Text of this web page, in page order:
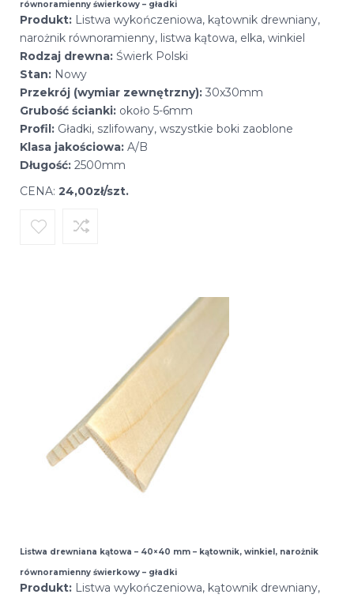
równoramienny świerkowy – gładki
Produkt: Listwa wykończeniowa, kątownik drewniany,
narożnik równoramienny, listwa kątowa, elka, winkiel
Rodzaj drewna: Świerk Polski
Stan: Nowy
Przekrój (wymiar zewnętrzny): 30x30mm
Grubość ścianki: około 5-6mm
Profil: Gładki, szlifowany, wszystkie boki zaoblone
Klasa jakościowa: A/B
Długość: 2500mm
CENA: 24,00zł/szt.
Listwa drewniana kątowa – 40×40 mm – kątownik, winkiel, narożnik
równoramienny świerkowy – gładki
Produkt: Listwa wykończeniowa, kątownik drewniany,